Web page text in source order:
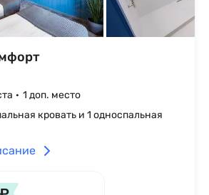
1 доп. место
кровать и 1 односпальная